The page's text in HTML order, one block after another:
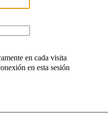
en cada visita
en esta sesión